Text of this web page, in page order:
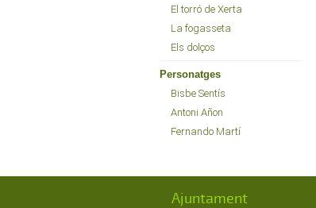
El torró de Xerta
La fogasseta
Els dolços
Personatges
Bisbe Sentís
Antoni Añon
Fernando Martí
Ajuntament